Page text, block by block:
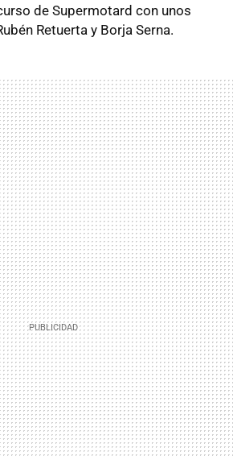
de Supermotard con unos
Retuerta y Borja Serna.